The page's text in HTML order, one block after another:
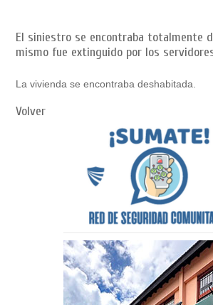
El siniestro se encontraba totalmente
mismo fue extinguido por los
La vivienda se encontraba deshabitada.
Volver